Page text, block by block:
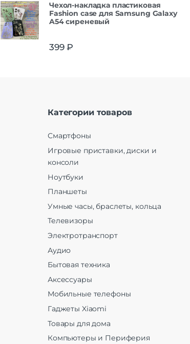
Чехол-накладка пластиковая
Fashion case для Samsung Galaxy
A54 сиреневый
399₽
Категории товаров
Смартфоны
Игровые приставки, диски и
консоли
Ноутбуки
Планшеты
Умные часы, браслеты, кольца
Телевизоры
Электротранспорт
Аудио
Бытовая техника
Аксессуары
Мобильные телефоны
Гаджеты Xiaomi
Товары для дома
Компьютеры и Периферия